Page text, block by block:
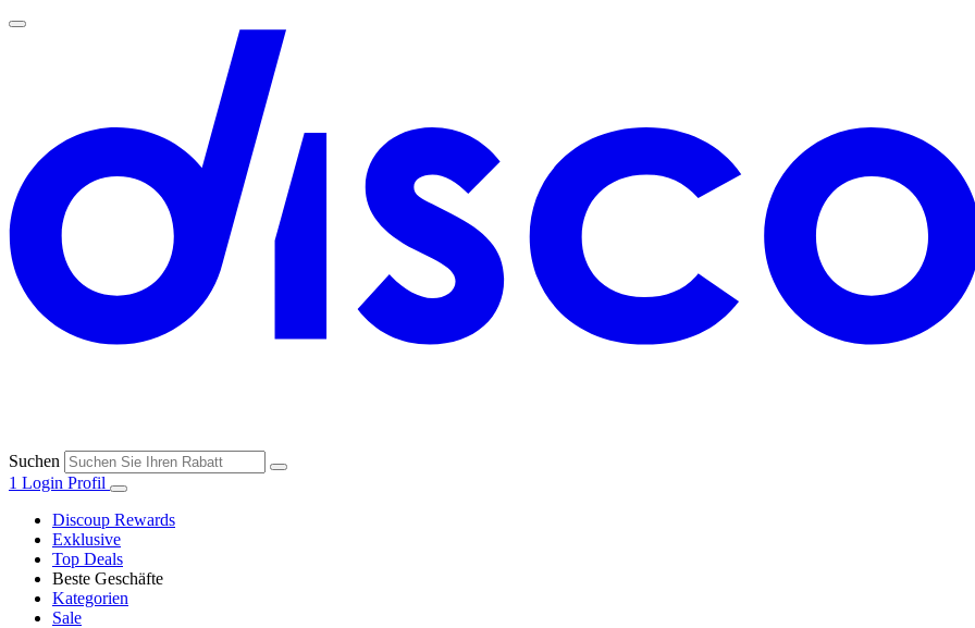
Suchen
1 Login Profil
Discoup Rewards
Exklusive
Top Deals
Beste Geschäfte
Kategorien
Sale